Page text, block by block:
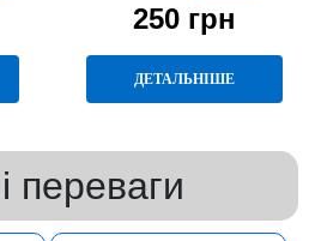
250 грн
ДЕТАЛЬНІШЕ
переваги